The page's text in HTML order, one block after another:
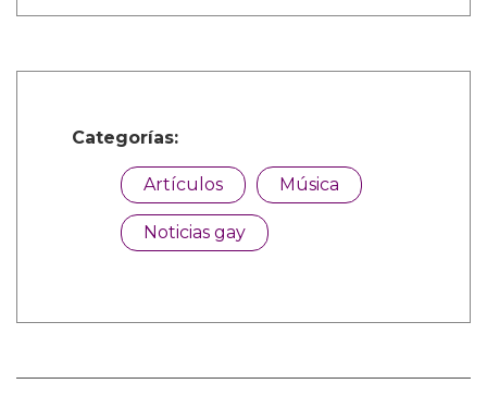
Categorías:
Artículos Música
Noticias gay